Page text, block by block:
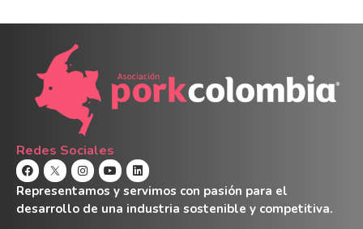
Redes Sociales
Representamos y servimos con pasión para el
desarrollo de una industria sostenible y competitiva.